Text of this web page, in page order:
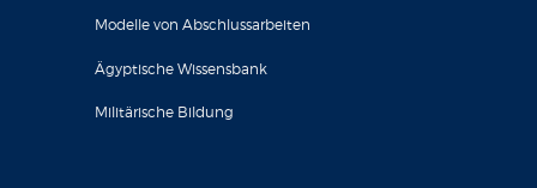
Modelle von Abschlussarbeiten
Ägyptische Wissensbank
Militärische Bildung